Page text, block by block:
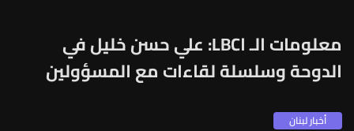
معلومات الـ اLBC: علي حسن خليل في
الدوحة وسلسلة لقاءات مع المسؤولين
أخبار لبنان